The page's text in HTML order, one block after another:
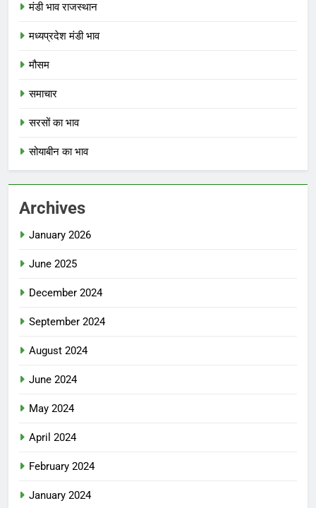
मंडी भाव राजस्थान
मध्यप्रदेश मंडी भाव
मौसम
समाचार
सरसों का भाव
सोयाबीन का भाव
Archives
January 2026
June 2025
December 2024
September 2024
August 2024
June 2024
May 2024
April 2024
February 2024
January 2024